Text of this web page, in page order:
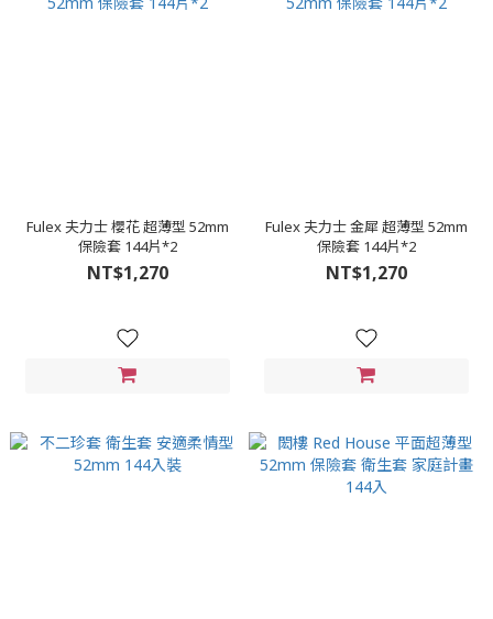
Fulex 夫力士 櫻花 超薄型 52mm
保險套 144片*2
NT$1,270
Fulex 夫力士 金犀 超薄型 52mm
保險套 144片*2
NT$1,270